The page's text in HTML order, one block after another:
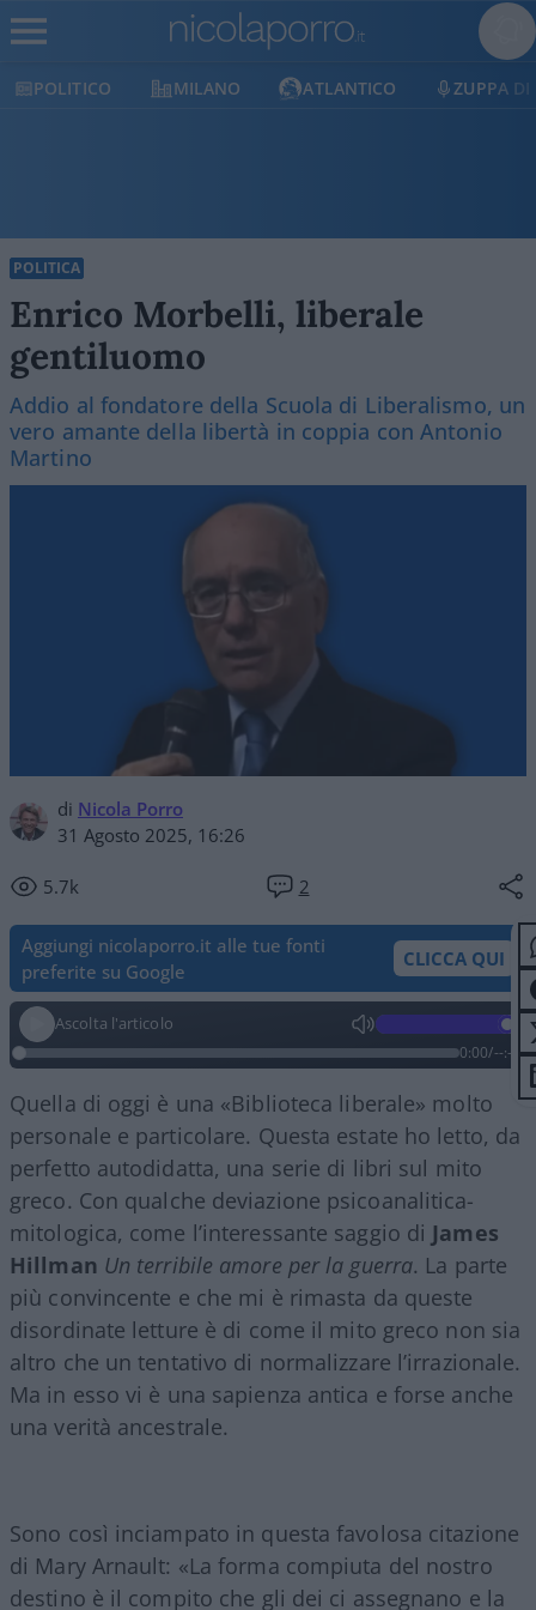
POLITICO MILANO ATLANTICO ZUPPA DI
POLITICA
Enrico Morbelli, liberale
gentiluomo
Addio al fondatore della Scuola di Liberalismo, un
vero amante della libertà in coppia con Antonio
Martino
di Nicola Porro
31 Agosto 2025, 16:26
5.7k 2
Aggiungi nicolaporro.it alle tue fonti
preferite su Google
CLICCA QUI
Ascolta l'articolo
0:00/--:--
Quella di oggi è una «Biblioteca liberale» molto
personale e particolare. Questa estate ho letto, da
perfetto autodidatta, una serie di libri sul mito
greco. Con qualche deviazione psicoanalitica-
mitologica, come l’interessante saggio di James
Hillman Un terribile amore per la guerra. La parte
più convincente e che mi è rimasta da queste
disordinate letture è di come il mito greco non sia
altro che un tentativo di normalizzare l’irrazionale.
Ma in esso vi è una sapienza antica e forse anche
una verità ancestrale.
Sono così inciampato in questa favolosa citazione
di Mary Arnault: «La forma compiuta del nostro
destino è il compito che gli dei ci assegnano e la